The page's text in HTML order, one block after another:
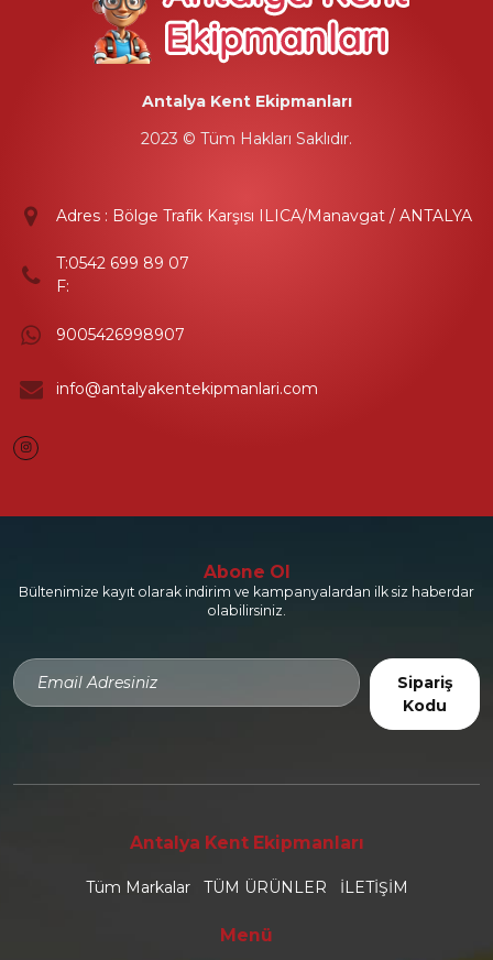
Antalya Kent Ekipmanları
2023 © Tüm Hakları Saklıdır.
Adres : Bölge Trafik Karşısı ILICA/Manavgat / ANTALYA
T:0542 699 89 07
F:
9005426998907
info@antalyakentekipmanlari.com
Instagram
Abone Ol
Bültenimize kayıt olarak indirim ve kampanyalardan ilk siz haberdar
olabilirsiniz.
Sipariş
Kodu
Antalya Kent Ekipmanları
Tüm Markalar TÜM ÜRÜNLER İLETİŞİM
Menü